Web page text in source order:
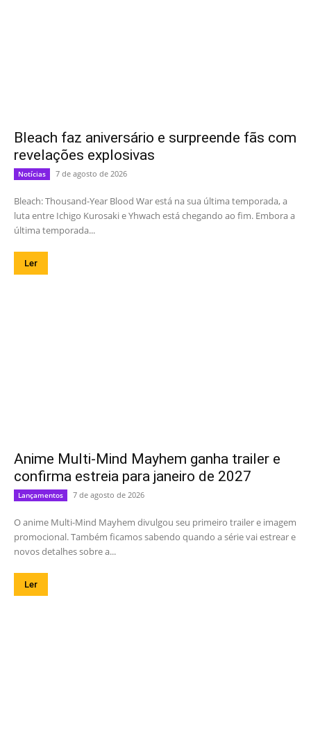
Bleach faz aniversário e surpreende fãs com
revelações explosivas
Notícias 7 de agosto de 2026
Bleach: Thousand-Year Blood War está na sua última temporada, a
luta entre Ichigo Kurosaki e Yhwach está chegando ao fim. Embora a
última temporada...
Ler
Anime Multi-Mind Mayhem ganha trailer e
confirma estreia para janeiro de 2027
Lançamentos 7 de agosto de 2026
O anime Multi-Mind Mayhem divulgou seu primeiro trailer e imagem
promocional. Também ficamos sabendo quando a série vai estrear e
novos detalhes sobre a...
Ler